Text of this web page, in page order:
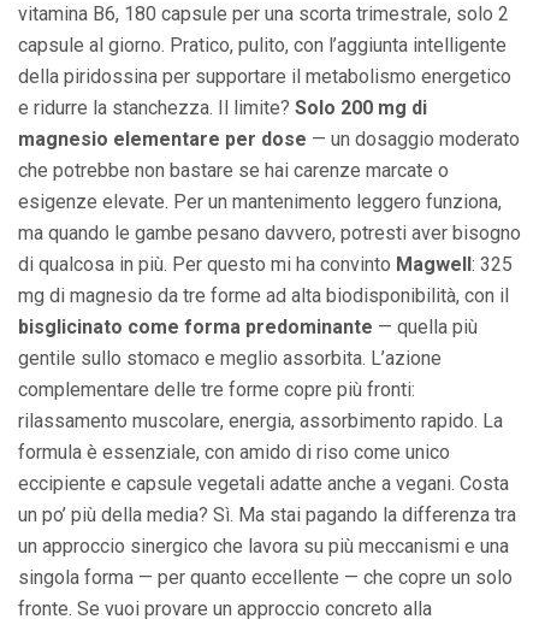
vitamina B6, 180 capsule per una scorta trimestrale, solo 2
capsule al giorno. Pratico, pulito, con l’aggiunta intelligente
della piridossina per supportare il metabolismo energetico
e ridurre la stanchezza. Il limite? Solo 200 mg di
magnesio elementare per dose — un dosaggio moderato
che potrebbe non bastare se hai carenze marcate o
esigenze elevate. Per un mantenimento leggero funziona,
ma quando le gambe pesano davvero, potresti aver bisogno
di qualcosa in più. Per questo mi ha convinto Magwell: 325
mg di magnesio da tre forme ad alta biodisponibilità, con il
bisglicinato come forma predominante — quella più
gentile sullo stomaco e meglio assorbita. L’azione
complementare delle tre forme copre più fronti:
rilassamento muscolare, energia, assorbimento rapido. La
formula è essenziale, con amido di riso come unico
eccipiente e capsule vegetali adatte anche a vegani. Costa
un po’ più della media? Sì. Ma stai pagando la differenza tra
un approccio sinergico che lavora su più meccanismi e una
singola forma — per quanto eccellente — che copre un solo
fronte. Se vuoi provare un approccio concreto alla